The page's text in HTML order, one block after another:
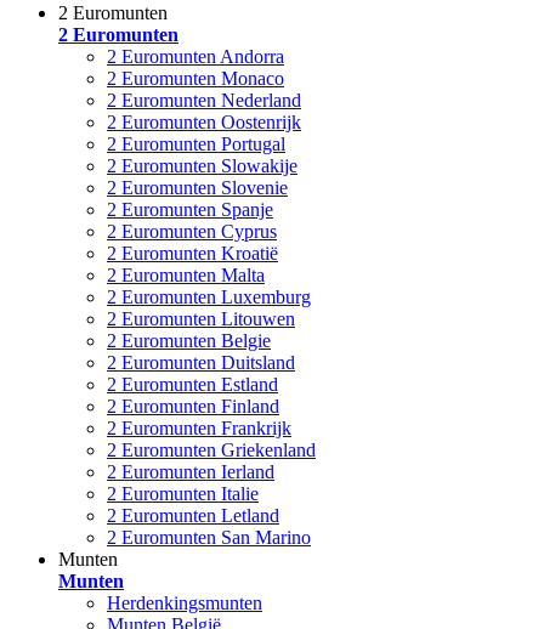
2 Euromunten
2 Euromunten
2 Euromunten Andorra
2 Euromunten Monaco
2 Euromunten Nederland
2 Euromunten Oostenrijk
2 Euromunten Portugal
2 Euromunten Slowakije
2 Euromunten Slovenie
2 Euromunten Spanje
2 Euromunten Cyprus
2 Euromunten Kroatië
2 Euromunten Malta
2 Euromunten Luxemburg
2 Euromunten Litouwen
2 Euromunten Belgie
2 Euromunten Duitsland
2 Euromunten Estland
2 Euromunten Finland
2 Euromunten Frankrijk
2 Euromunten Griekenland
2 Euromunten Ierland
2 Euromunten Italie
2 Euromunten Letland
2 Euromunten San Marino
Munten
Munten
Herdenkingsmunten
Munten België